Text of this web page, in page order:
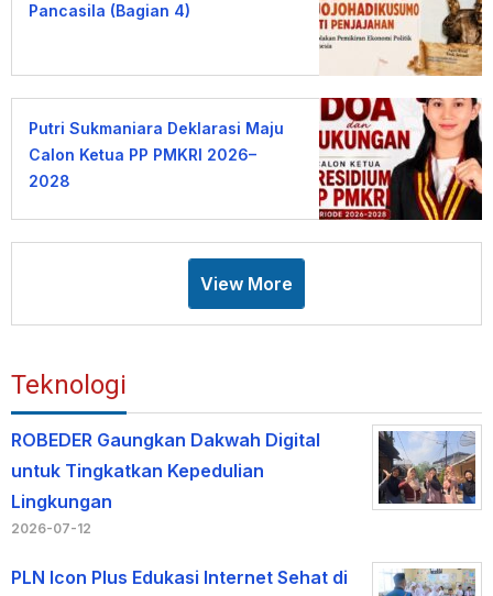
Pancasila (Bagian 4)
Putri Sukmaniara Deklarasi Maju
Calon Ketua PP PMKRI 2026–
2028
View More
Teknologi
ROBEDER Gaungkan Dakwah Digital
untuk Tingkatkan Kepedulian
Lingkungan
2026-07-12
PLN Icon Plus Edukasi Internet Sehat di